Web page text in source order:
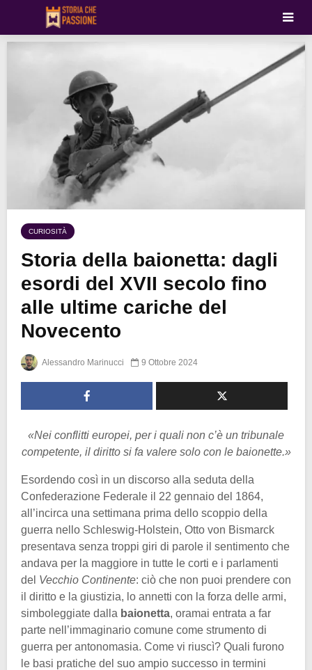
CURIOSITÀ
Storia della baionetta: dagli
esordi del XVII secolo fino
alle ultime cariche del
Novecento
Alessandro Marinucci 9 Ottobre 2024
«Nei conflitti europei, per i quali non c’è un tribunale
competente, il diritto si fa valere solo con le baionette.»
Esordendo così in un discorso alla seduta della
Confederazione Federale il 22 gennaio del 1864,
all’incirca una settimana prima dello scoppio della
guerra nello Schleswig-Holstein, Otto von Bismarck
presentava senza troppi giri di parole il sentimento che
andava per la maggiore in tutte le corti e i parlamenti
del Vecchio Continente: ciò che non puoi prendere con
il diritto e la giustizia, lo annetti con la forza delle armi,
simboleggiate dalla baionetta, oramai entrata a far
parte nell’immaginario comune come strumento di
guerra per antonomasia. Come vi riuscì? Quali furono
le basi pratiche del suo ampio successo in termini